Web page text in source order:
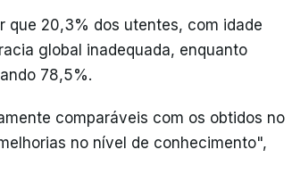
que 20,3% dos utentes, com idade
global inadequada, enquanto
78,5%.
comparáveis com os obtidos no
no nível de conhecimento",